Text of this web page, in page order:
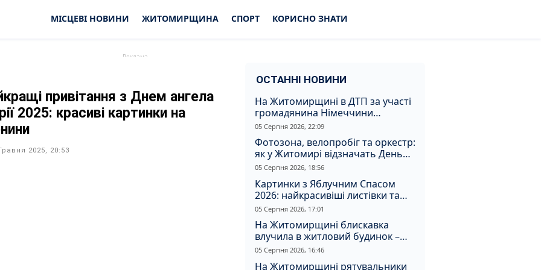
МІСЦЕВІ НОВИНИ ЖИТОМИРЩИНА СПОРТ КОРИСНО ЗНАТИ
привітання з Днем ангела
2025: красиві картинки на
2025, 20:53
ОСТАННІ НОВИНИ
На Житомирщині в ДТП за участі
громадянина Німеччини
постраждали двоє людей
05 Серпня 2026, 22:09
Фотозона, велопробіг та оркестр:
як у Житомирі відзначать День
Прапора та День Незалежності
05 Серпня 2026, 18:56
Картинки з Яблучним Спасом
2026: найкрасивіші листівки та
щирі привітання зі святом
05 Серпня 2026, 17:01
На Житомирщині блискавка
влучила в житловий будинок –
спалахнула пожежа
05 Серпня 2026, 16:46
На Житомирщині рятувальники